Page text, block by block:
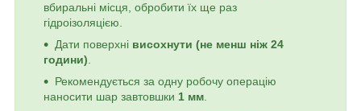
вбиральні місця, обробити їх ще раз
гідроізоляцією.
Дати поверхні висохнути (не менш ніж 24
години).
Рекомендується за одну робочу операцію
наносити шар завтовшки 1 мм.